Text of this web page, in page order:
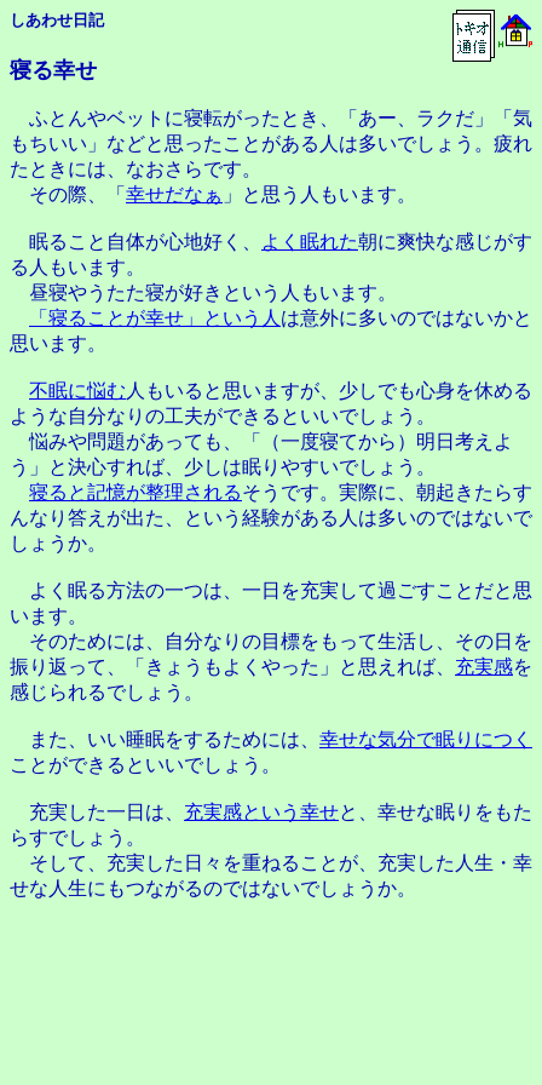
しあわせ日記
寝る幸せ
ふとんやベットに寝転がったとき、「あー、ラクだ」「気
もちいい」などと思ったことがある人は多いでしょう。疲れ
たときには、なおさらです。
その際、「 幸せだなぁ 」と思う人もいます。
眠ること自体が心地好く、 よく眠れた朝に爽快な感じがす
る人もいます。
昼寝やうたた寝が好きという人もいます。
「寝ることが幸せ」という人 は意外に多いのではないかと
思います。
不眠に悩む 人もいると思いますが、少しでも心身を休める
ような自分なりの工夫ができるといいでしょう。
悩みや問題があっても、「（一度寝てから）明日考えよ
う」と決心すれば、少しは眠りやすいでしょう。
寝ると記憶が整理されるそうです。実際に、朝起きたらす
んなり答えが出た、という経験がある人は多いのではないで
しょうか。
よく眠る方法の一つは、一日を充実して過ごすことだと思
います。
そのためには、自分なりの目標をもって生活し、その日を
振り返って、「きょうもよくやった」と思えれば、 充実感を
感じられるでしょう。
また、いい睡眠をするためには、 幸せな気分で眠りにつく
ことができるといいでしょう。
充実した一日は、 充実感という幸せと、幸せな眠りをもた
らすでしょう。
そして、充実した日々を重ねることが、充実した人生・幸
せな人生にもつながるのではないでしょうか。